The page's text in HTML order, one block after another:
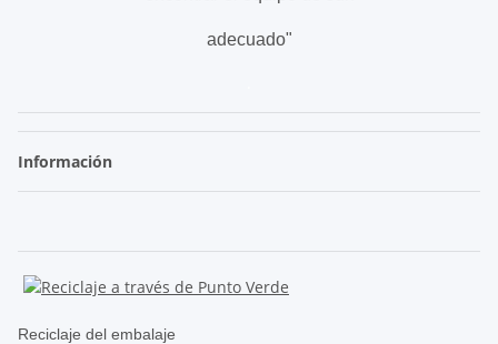
adecuado"
Información
Reciclaje del embalaje